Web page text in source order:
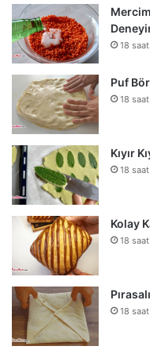
18
Puf
18
Kıyır
18
Kolay
18
18